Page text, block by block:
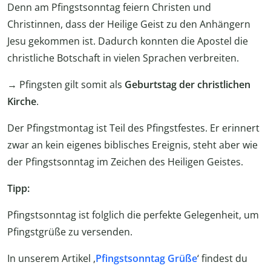
Denn am Pfingstsonntag feiern Christen und
Christinnen, dass der Heilige Geist zu den Anhängern
Jesu gekommen ist. Dadurch konnten die Apostel die
christliche Botschaft in vielen Sprachen verbreiten.
→ Pfingsten gilt somit als Geburtstag der christlichen
Kirche.
Der Pfingstmontag ist Teil des Pfingstfestes. Er erinnert
zwar an kein eigenes biblisches Ereignis, steht aber wie
der Pfingstsonntag im Zeichen des Heiligen Geistes.
Tipp:
Pfingstsonntag ist folglich die perfekte Gelegenheit, um
Pfingstgrüße zu versenden.
In unserem Artikel ,Pfingstsonntag Grüße‘ findest du